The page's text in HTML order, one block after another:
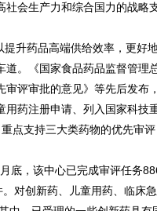
会生产力和综合国力的战略
升药品高端供给效率，更好
。《国家食品药品监督管理
评审批的意见》等先后发布
药注册申请、列入国家科技
点支持三大类药物的优先审
，该中心已完成审评任务
对创新药、儿童用药、临床